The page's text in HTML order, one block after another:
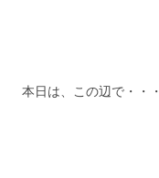
本日は、この辺で・・・